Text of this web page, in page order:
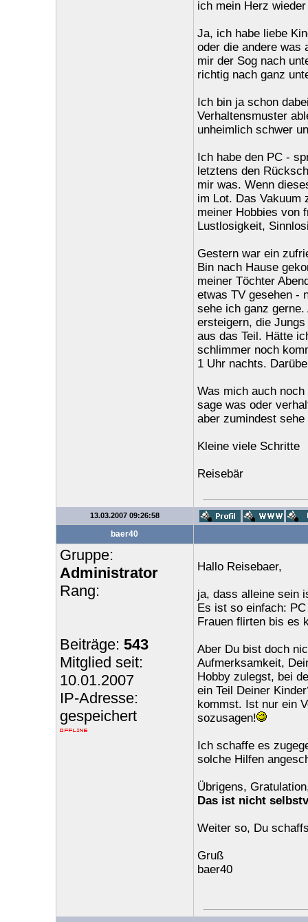
ich mein Herz
Ja, ich habe liebe
oder die andere was
mir der Sog nach
richtig nach ganz
Ich bin ja schon
Verhaltensmuster
unheimlich schwer
Ich habe den PC -
letztens den
mir was. Wenn
im Lot. Das Vakuum
meiner Hobbies von
Lustlosigkeit,
Gestern war ein
Bin nach Hause
meiner Töchter
etwas TV gesehen -
sehe ich ganz
ersteigern, die
aus das Teil. Hätte
schlimmer noch
1 Uhr nachts.
Was mich auch
sage was oder
aber zumindest
Kleine viele Schritte
Reisebär
13.03.2007 09:26:58
baer40
Gruppe:
Administrator
Rang:
Beiträge: 543
Mitglied seit:
10.01.2007
IP-Adresse:
gespeichert
Hallo Reisebaer,
ja, dass alleine sein
Es ist so einfach:
Frauen flirten bis
Aber Du bist doch
Aufmerksamkeit,
Hobby zulegst, bei
ein Teil Deiner
kommst. Ist nur ein
sozusagen!
Ich schaffe es
solche Hilfen
Übrigens,
Das ist nicht
Weiter so, Du
Gruß
baer40